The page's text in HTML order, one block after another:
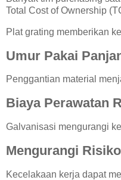
Total Cost of Ownership
Plat grating memberikan
Umur Pakai
Penggantian material
Biaya Perawatan
Galvanisasi mengurangi
Mengurangi
Kecelakaan kerja dapat